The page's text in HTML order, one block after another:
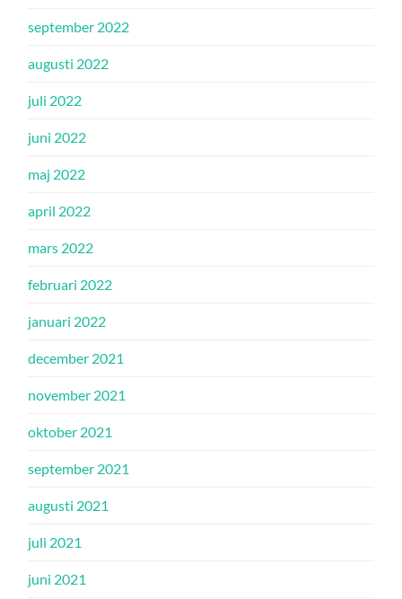
september 2022
augusti 2022
juli 2022
juni 2022
maj 2022
april 2022
mars 2022
februari 2022
januari 2022
december 2021
november 2021
oktober 2021
september 2021
augusti 2021
juli 2021
juni 2021